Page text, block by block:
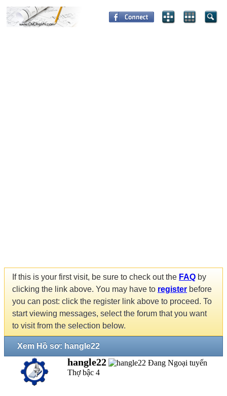
If this is your first visit, be sure to check out the FAQ by
clicking the link above. You may have to register before
you can post: click the register link above to proceed. To
start viewing messages, select the forum that you want
to visit from the selection below.
Xem Hồ sơ: hangle22
hangle22
Thợ bậc 4